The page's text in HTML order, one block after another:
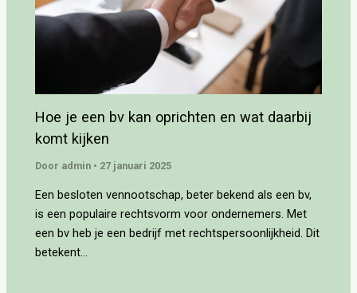
Hoe je een bv kan oprichten en wat daarbij
komt kijken
Door admin • 27 januari 2025
Een besloten vennootschap, beter bekend als een bv,
is een populaire rechtsvorm voor ondernemers. Met
een bv heb je een bedrijf met rechtspersoonlijkheid. Dit
betekent…